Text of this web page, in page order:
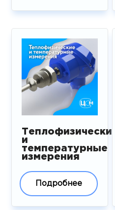
Теплофизические
и
температурные
измерения
Подробнее